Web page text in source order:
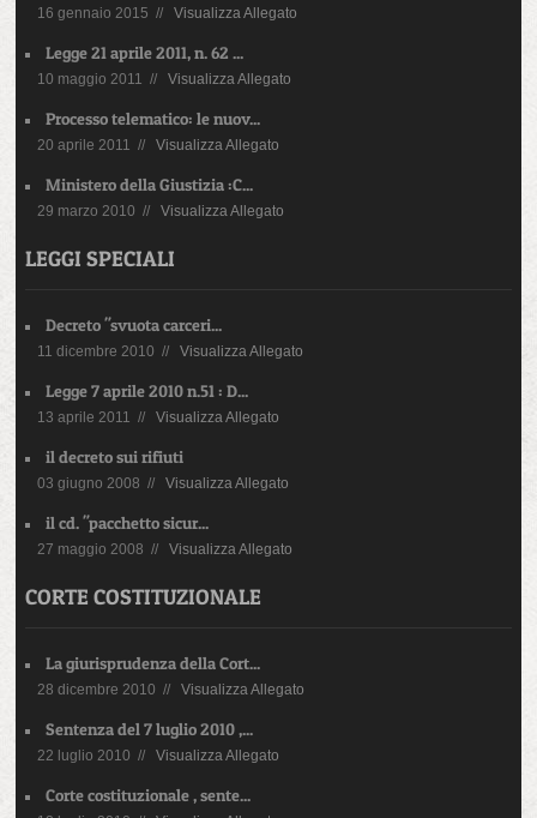
16 gennaio 2015 // Visualizza Allegato
Legge 21 aprile 2011, n. 62 ...
10 maggio 2011 // Visualizza Allegato
Processo telematico: le nuov...
20 aprile 2011 // Visualizza Allegato
Ministero della Giustizia :C...
29 marzo 2010 // Visualizza Allegato
LEGGI SPECIALI
Decreto "svuota carceri...
11 dicembre 2010 // Visualizza Allegato
Legge 7 aprile 2010 n.51 : D...
13 aprile 2011 // Visualizza Allegato
il decreto sui rifiuti
03 giugno 2008 // Visualizza Allegato
il cd. "pacchetto sicur...
27 maggio 2008 // Visualizza Allegato
CORTE COSTITUZIONALE
La giurisprudenza della Cort...
28 dicembre 2010 // Visualizza Allegato
Sentenza del 7 luglio 2010 ,...
22 luglio 2010 // Visualizza Allegato
Corte costituzionale , sente...